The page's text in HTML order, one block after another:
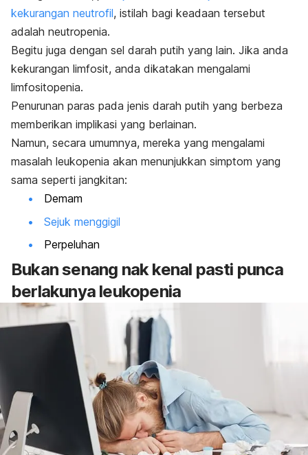
kekurangan neutrofil, istilah bagi keadaan tersebut
adalah neutropenia.
Begitu juga dengan sel darah putih yang lain. Jika anda
kekurangan limfosit, anda dikatakan mengalami
limfositopenia.
Penurunan paras pada jenis darah putih yang berbeza
memberikan implikasi yang berlainan.
Namun, secara umumnya, mereka yang mengalami
masalah leukopenia akan menunjukkan simptom yang
sama seperti jangkitan:
Demam
Sejuk menggigil
Perpeluhan
Bukan senang nak kenal pasti punca
berlakunya leukopenia